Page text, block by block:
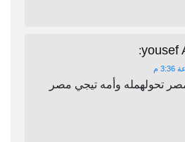
yousef
:
تحولهمله وأمه تيجي مصر